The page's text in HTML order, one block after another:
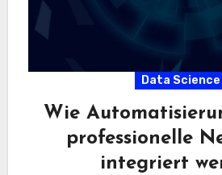
Data Science
Wie
professionelle
integriert